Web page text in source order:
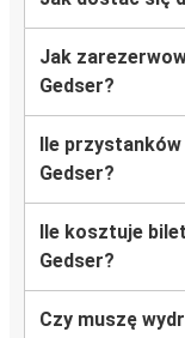
Jak
Gedser?
Ile
Gedser?
Ile kosztuje
Gedser?
Czy muszę